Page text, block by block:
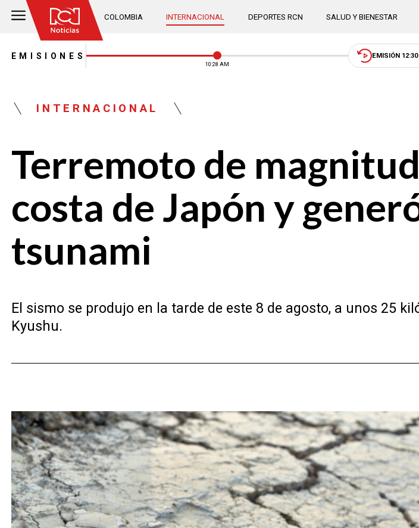
COLOMBIA INTERNACIONAL DEPORTES RCN SALUD Y BIENESTAR
EMISIONES
10:28 AM
EMISIÓN
INTERNACIONAL
Terremoto de
costa de Japón y
tsunami
El sismo se produjo en la tarde de este 8 de agosto, a unos 25
Kyushu.